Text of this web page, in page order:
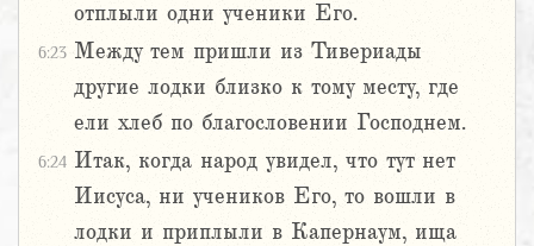
отплыли одни ученики Его.
6:23 Между тем пришли из Тивериады
другие лодки близко к тому месту, где
ели хлеб по благословении Господнем.
6:24 Итак, когда народ увидел, что тут нет
Иисуса, ни учеников Его, то вошли в
лодки и приплыли в Капернаум, ища